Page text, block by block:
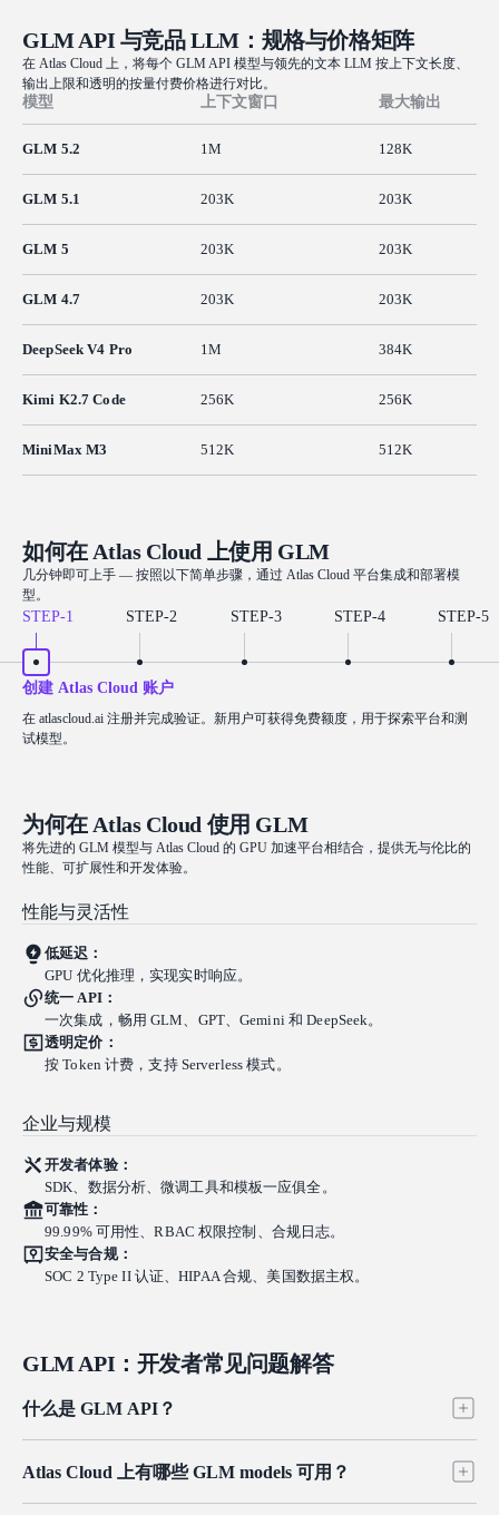
GLM API 与竞品 LLM：规格与价格矩阵
在 Atlas Cloud 上，将每个 GLM API 模型与领先的文本 LLM 按上下文长度、
输出上限和透明的按量付费价格进行对比。
模型 上下文窗口 最大输出
GLM 5.2 1M 128K
GLM 5.1 203K 203K
GLM 5 203K 203K
GLM 4.7 203K 203K
DeepSeek V4 Pro 1M 384K
Kimi K2.7 Code 256K 256K
MiniMax M3 512K 512K
如何在 Atlas Cloud 上使用 GLM
几分钟即可上手 — 按照以下简单步骤，通过 Atlas Cloud 平台集成和部署模
型。
STEP-1 STEP-2 STEP-3 STEP-4 STEP-5
创建 Atlas Cloud 账户
在 atlascloud.ai 注册并完成验证。新用户可获得免费额度，用于探索平台和测
试模型。
为何在 Atlas Cloud 使用 GLM
将先进的 GLM 模型与 Atlas Cloud 的 GPU 加速平台相结合，提供无与伦比的
性能、可扩展性和开发体验。
性能与灵活性
低延迟：
GPU 优化推理，实现实时响应。
统一 API：
一次集成，畅用 GLM、GPT、Gemini 和 DeepSeek。
透明定价：
按 Token 计费，支持 Serverless 模式。
企业与规模
开发者体验：
SDK、数据分析、微调工具和模板一应俱全。
可靠性：
99.99% 可用性、RBAC 权限控制、合规日志。
安全与合规：
SOC 2 Type II 认证、HIPAA 合规、美国数据主权。
GLM API：开发者常见问题解答
什么是 GLM API？
重大语言模型，包括 GLM-5.2、GLM-5、GLM-4.7 和 GLM-4.6。
这些模型专为编程、多步推理和自主智能体任务而设计。在 Atlas
Atlas Cloud 上有哪些 GLM models 可用？